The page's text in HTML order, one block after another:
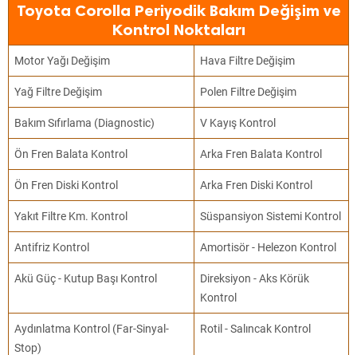
Toyota Corolla Periyodik Bakım Değişim ve
Kontrol Noktaları
Motor Yağı Değişim Hava Filtre Değişim
Yağ Filtre Değişim Polen Filtre Değişim
Bakım Sıfırlama (Diagnostic) V Kayış Kontrol
Ön Fren Balata Kontrol Arka Fren Balata Kontrol
Ön Fren Diski Kontrol Arka Fren Diski Kontrol
Yakıt Filtre Km. Kontrol Süspansiyon Sistemi Kontrol
Antifriz Kontrol Amortisör - Helezon Kontrol
Akü Güç - Kutup Başı Kontrol
Direksiyon - Aks Körük
Kontrol
Aydınlatma Kontrol (Far-Sinyal-
Stop)
Rotil - Salıncak Kontrol